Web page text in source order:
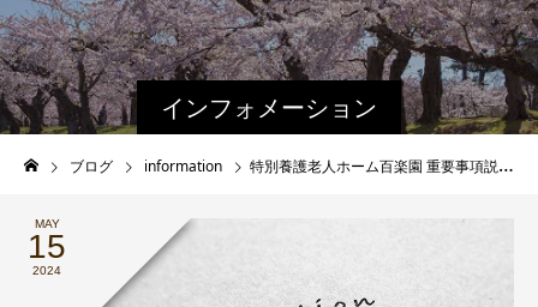
インフォメーション
ブログ information 特別養護老人ホーム百楽園 重要事項説明書
MAY
15
2024